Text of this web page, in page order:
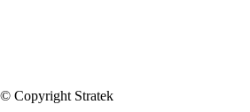
© Copyright Stratek